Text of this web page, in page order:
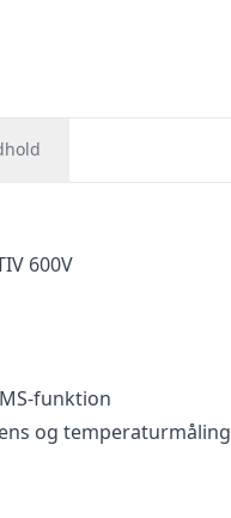
600V
funktion
og temperaturmåling